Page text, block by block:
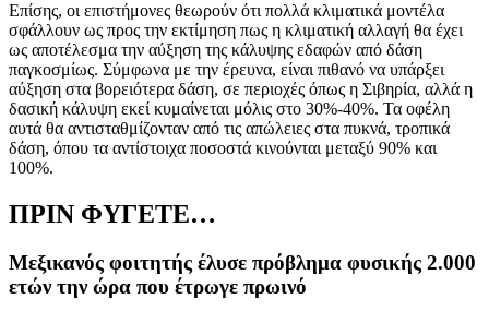
Επίσης, οι επιστήμονες θεωρούν ότι πολλά κλιματικά μοντέλα
σφάλλουν ως προς την εκτίμηση πως η κλιματική αλλαγή θα έχει
ως αποτέλεσμα την αύξηση της κάλυψης εδαφών από δάση
παγκοσμίως. Σύμφωνα με την έρευνα, είναι πιθανό να υπάρξει
αύξηση στα βορειότερα δάση, σε περιοχές όπως η Σιβηρία, αλλά η
δασική κάλυψη εκεί κυμαίνεται μόλις στο 30%-40%. Τα οφέλη
αυτά θα αντισταθμίζονταν από τις απώλειες στα πυκνά, τροπικά
δάση, όπου τα αντίστοιχα ποσοστά κινούνται μεταξύ 90% και
100%.
ΠΡΙΝ ΦΥΓΕΤΕ…
Μεξικανός φοιτητής έλυσε πρόβλημα φυσικής 2.000
ετών την ώρα που έτρωγε πρωινό